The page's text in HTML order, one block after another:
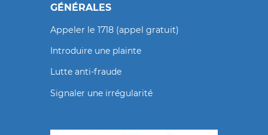
GÉNÉRALES
Appeler le 1718 (appel gratuit)
Introduire une plainte
Lutte anti-fraude
Signaler une irrégularité